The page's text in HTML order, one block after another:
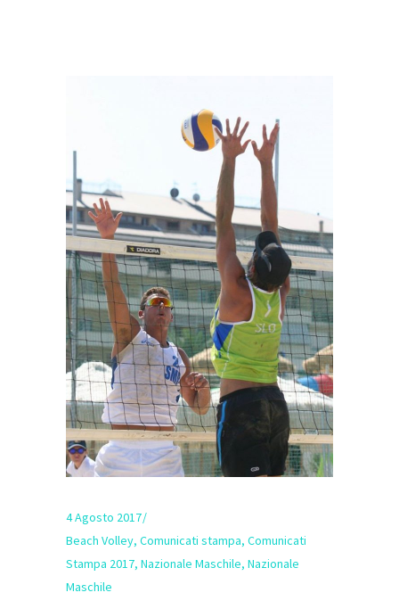
4 Agosto 2017
Beach Volley, Comunicati stampa, Comunicati
Stampa 2017, Nazionale Maschile, Nazionale
Maschile